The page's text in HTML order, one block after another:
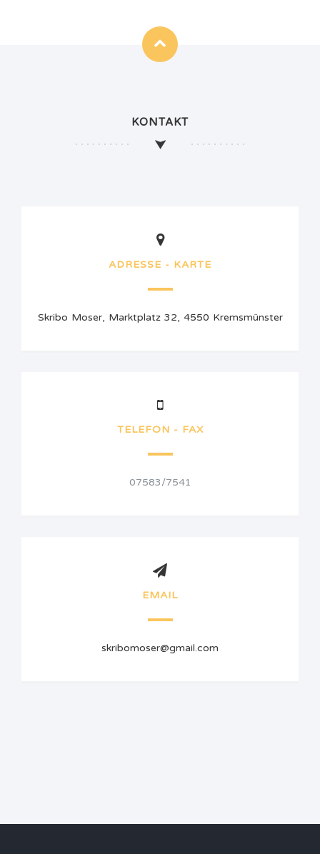
KONTAKT
ADRESSE - KARTE
Skribo Moser, Marktplatz 32, 4550 Kremsmünster
TELEFON - FAX
07583/7541
EMAIL
skribomoser@gmail.com